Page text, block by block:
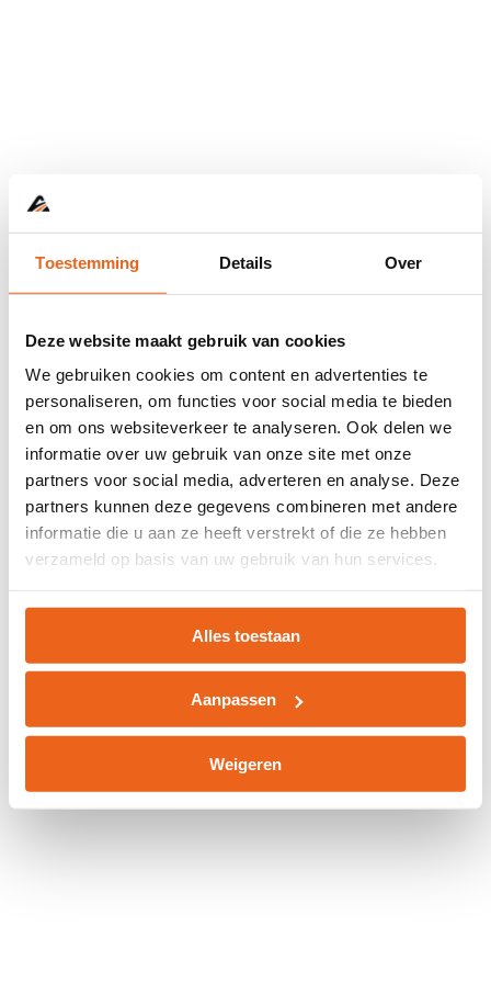
Toestemming Details Over
Deze website maakt gebruik van cookies
We gebruiken cookies om content en advertenties te
personaliseren, om functies voor social media te bieden
en om ons websiteverkeer te analyseren. Ook delen we
informatie over uw gebruik van onze site met onze
partners voor social media, adverteren en analyse. Deze
partners kunnen deze gegevens combineren met andere
informatie die u aan ze heeft verstrekt of die ze hebben
verzameld op basis van uw gebruik van hun services.
Alles toestaan
Aanpassen
Weigeren
Application error: a client-side exception has occurred while
loadingwww.abd.nl(see the browser consolefor more
information).